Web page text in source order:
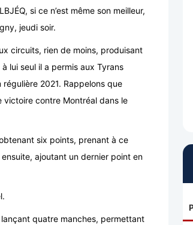
si ce n’est même son meilleur,
jeudi soir.
circuits, rien de moins, produisant
lui seul il a permis aux Tyrans
2021. Rappelons que
victoire contre Montréal dans le
six points, prenant à ce
ajoutant un dernier point en
quatre manches, permettant